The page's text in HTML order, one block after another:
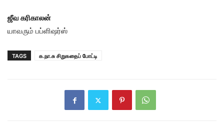
ஜீவ கரிகாலன்
யாவரும் பப்ளிஷர்ஸ்
TAGS க.நா.சு சிறுகதைப் போட்டி